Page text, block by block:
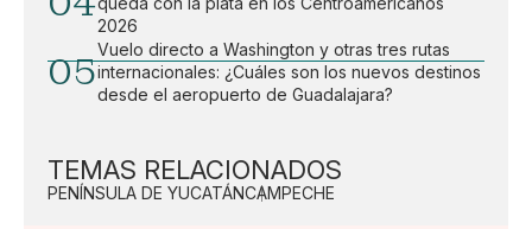
2026
05
Vuelo directo a Washington y otras tres rutas
internacionales: ¿Cuáles son los nuevos destinos
desde el aeropuerto de Guadalajara?
TEMAS RELACIONADOS
PENÍNSULA DE YUCATÁNCAMPECHE